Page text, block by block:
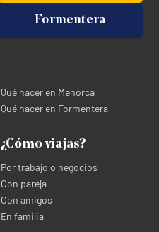
Formentera
Qué hacer en Menorca
Qué hacer en Formentera
¿Cómo viajas?
Por trabajo o negocios
Con pareja
Con amigos
En familia